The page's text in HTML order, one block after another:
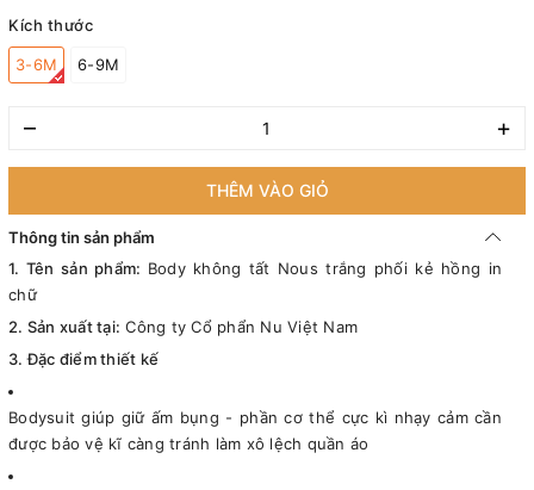
Kích thước
3-6M 6-9M
– +
THÊM VÀO GIỎ
Thông tin sản phẩm
1. Tên sản phẩm: Body không tất Nous trắng phối kẻ hồng in
chữ
2. Sản xuất tại: Công ty Cổ phẩn Nu Việt Nam
3. Đặc điểm thiết kế
Bodysuit giúp giữ ấm bụng - phần cơ thể cực kì nhạy cảm cần
được bảo vệ kĩ càng tránh làm xô lệch quần áo